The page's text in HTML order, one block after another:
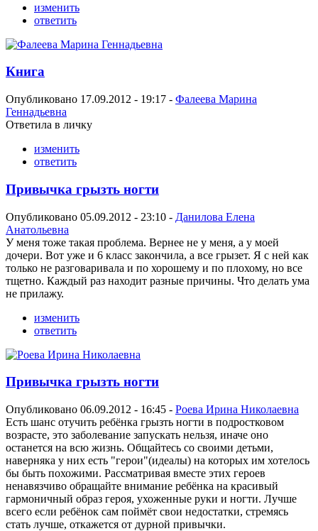
изменить
ответить
Книга
Опубликовано 17.09.2012 - 19:17 - Фалеева Марина
Геннадьевна
Ответила в личку
изменить
ответить
Привычка грызть ногти
Опубликовано 05.09.2012 - 23:10 - Данилова Елена
Анатольевна
У меня тоже такая проблема. Вернее не у меня, а у моей
дочери. Вот уже и 6 класс закончила, а все грызет. Я с ней как
только не разговаривала и по хорошему и по плохому, но все
тщетно. Каждый раз находит разные причины. Что делать ума
не прилажу.
изменить
ответить
Привычка грызть ногти
Опубликовано 06.09.2012 - 16:45 - Роева Ирина Николаевна
Есть шанс отучить ребёнка грызть ногти в подростковом
возрасте, это заболевание запускать нельзя, иначе оно
останется на всю жизнь. Общайтесь со своими детьми,
наверняка у них есть "герои"(идеалы) на которых им хотелось
бы быть похожими. Рассматривая вместе этих героев
ненавязчиво обращайте внимание ребёнка на красивый
гармоничный образ героя, ухоженные руки и ногти. Лучше
всего если ребёнок сам поймёт свои недостатки, стремясь
стать лучше, откажется от дурной привычки.